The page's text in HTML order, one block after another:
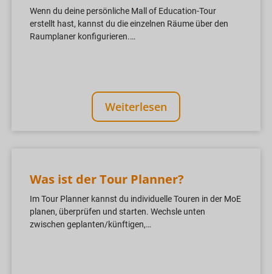
Wenn du deine persönliche Mall of Education-Tour
erstellt hast, kannst du die einzelnen Räume über den
Raumplaner konfigurieren.…
Weiterlesen
Was ist der Tour Planner?
Im Tour Planner kannst du individuelle Touren in der MoE
planen, überprüfen und starten. Wechsle unten
zwischen geplanten/künftigen,…